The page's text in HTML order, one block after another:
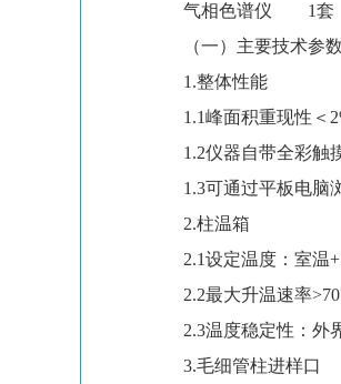
气相色谱仪 1套
（一）主要技术参
1.整体性能
1.1峰面积重现性＜
1.2仪器自带全彩触
1.3可通过平板电脑
2.柱温箱
2.1设定温度：室温
2.2最大升温速率
2.3温度稳定性：
3.毛细管柱进样口